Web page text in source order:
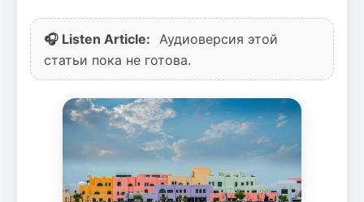
🎧 Listen Article:
Аудиоверсия этой
статьи пока не готова.